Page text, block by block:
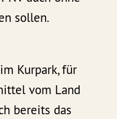
sollen.
Kurpark, für
vom Land
bereits das